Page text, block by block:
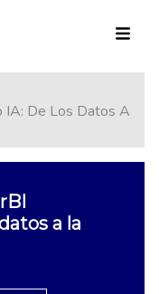
IA: De Los Datos A
a la